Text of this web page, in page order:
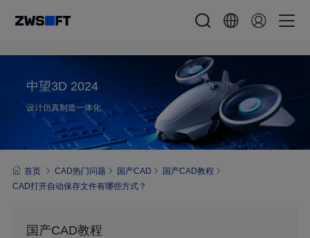
中望3D 2024
设计仿真制造一体化
首页 CAD热门问题 国产CAD
国产CAD教程
CAD打开自动保存文件有哪些方式？
国产CAD教程